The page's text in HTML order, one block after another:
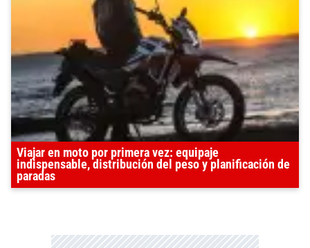
Viajar en moto por primera vez: equipaje
indispensable, distribución del peso y planificación de
paradas